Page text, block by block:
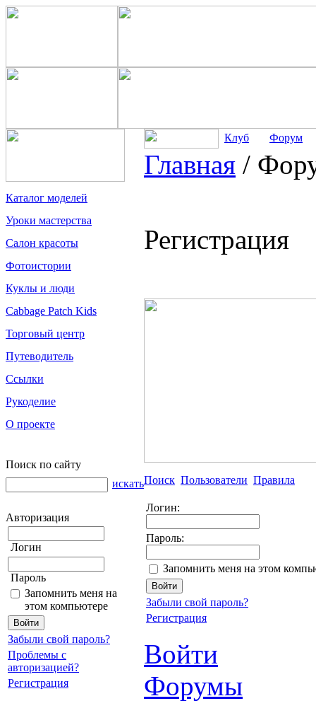
Каталог моделей
Уроки мастерства
Салон красоты
Фотоистории
Куклы и люди
Cabbage Patch Kids
Торговый центр
Путеводитель
Ссылки
Рукоделие
О проекте
Поиск по сайту
искать
Авторизация
Логин
Пароль
Запомнить меня на
этом компьютере
Забыли свой пароль?
Проблемы с
авторизацией?
Регистрация
Клуб Форум
Главная /
Регистрация
Поиск Пользователи Правила
Логин:
Пароль:
Запомнить меня на этом
Забыли свой пароль?
Регистрация
Войти
Форумы